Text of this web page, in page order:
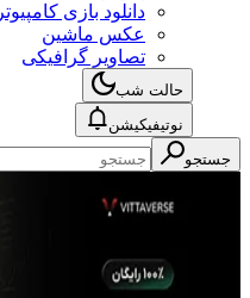
دانلود بازی کامپیوتر
عکس ماشین
تصاویر گرافیکی
حالت شب
نوتیفیکیشن
جستجو